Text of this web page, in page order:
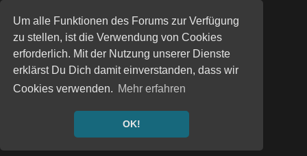
Um alle Funktionen des Forums zur Verfügung
zu stellen, ist die Verwendung von Cookies
erforderlich. Mit der Nutzung unserer Dienste
erklärst Du Dich damit einverstanden, dass wir
Cookies verwenden. Mehr erfahren
OK!